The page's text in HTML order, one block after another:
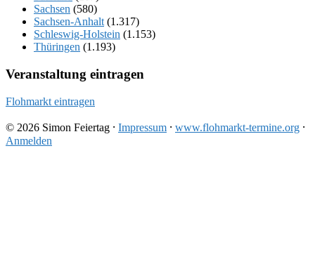
Sachsen (580)
Sachsen-Anhalt (1.317)
Schleswig-Holstein (1.153)
Thüringen (1.193)
Veranstaltung eintragen
Flohmarkt eintragen
© 2026 Simon Feiertag ⸱ Impressum ⸱ www.flohmarkt-termine.org ⸱
Anmelden